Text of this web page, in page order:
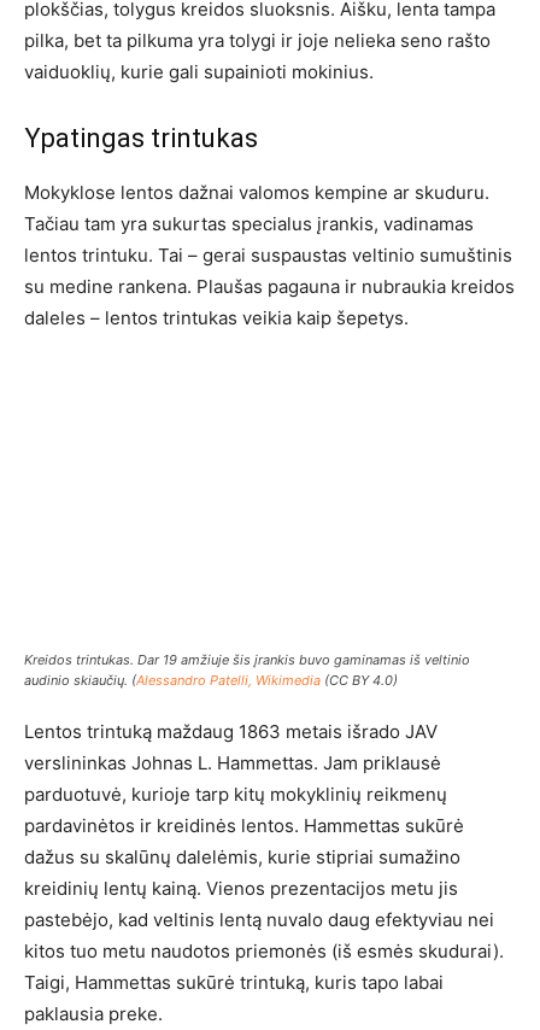
plokščias, tolygus kreidos sluoksnis. Aišku, lenta tampa
pilka, bet ta pilkuma yra tolygi ir joje nelieka seno rašto
vaiduoklių, kurie gali supainioti mokinius.
Ypatingas trintukas
Mokyklose lentos dažnai valomos kempine ar skuduru.
Tačiau tam yra sukurtas specialus įrankis, vadinamas
lentos trintuku. Tai – gerai suspaustas veltinio sumuštinis
su medine rankena. Plaušas pagauna ir nubraukia kreidos
daleles – lentos trintukas veikia kaip šepetys.
Kreidos trintukas. Dar 19 amžiuje šis įrankis buvo gaminamas iš veltinio
audinio skiaučių. (Alessandro Patelli, Wikimedia (CC BY 4.0)
Lentos trintuką maždaug 1863 metais išrado JAV
verslininkas Johnas L. Hammettas. Jam priklausė
parduotuvė, kurioje tarp kitų mokyklinių reikmenų
pardavinėtos ir kreidinės lentos. Hammettas sukūrė
dažus su skalūnų dalelėmis, kurie stipriai sumažino
kreidinių lentų kainą. Vienos prezentacijos metu jis
pastebėjo, kad veltinis lentą nuvalo daug efektyviau nei
kitos tuo metu naudotos priemonės (iš esmės skudurai).
Taigi, Hammettas sukūrė trintuką, kuris tapo labai
paklausia preke.